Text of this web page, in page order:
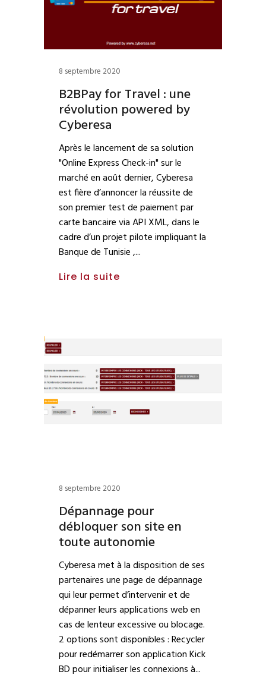
8 septembre 2020
B2BPay for Travel : une
révolution powered by
Cyberesa
Après le lancement de sa solution
"Online Express Check-in" sur le
marché en août dernier, Cyberesa
est fière d’annoncer la réussite de
son premier test de paiement par
carte bancaire via API XML, dans le
cadre d’un projet pilote impliquant la
Banque de Tunisie ,
Lire la suite
8 septembre 2020
Dépannage pour
débloquer son site en
toute autonomie
Cyberesa met à la disposition de ses
partenaires une page de dépannage
qui leur permet d’intervenir et de
dépanner leurs applications web en
cas de lenteur excessive ou blocage.
2 options sont disponibles : Recycler
pour redémarrer son application Kick
BD pour initialiser les connexions à